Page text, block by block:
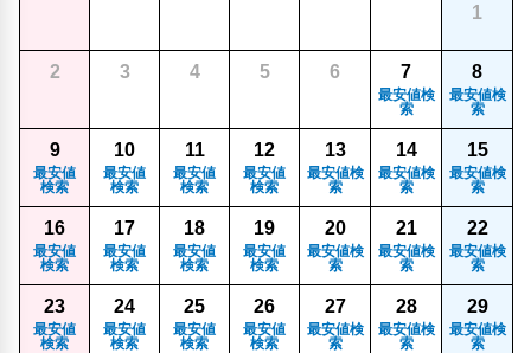
1
2 3 4 5 6 7
最安値検
索
8
最安値検
索
9
最安値
検索
10
最安値
検索
11
最安値
検索
12
最安値
検索
13
最安値検
索
14
最安値検
索
15
最安値検
索
16
最安値
検索
17
最安値
検索
18
最安値
検索
19
最安値
検索
20
最安値検
索
21
最安値検
索
22
最安値検
索
23
最安値
検索
24
最安値
検索
25
最安値
検索
26
最安値
検索
27
最安値検
索
28
最安値検
索
29
最安値検
索